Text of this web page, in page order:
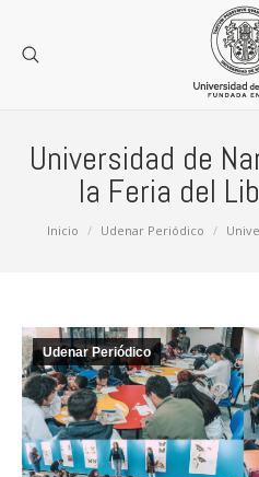
Universidad de
la Feria del
Estás aquí:
Inicio Udenar Periódico
Udenar Periódico